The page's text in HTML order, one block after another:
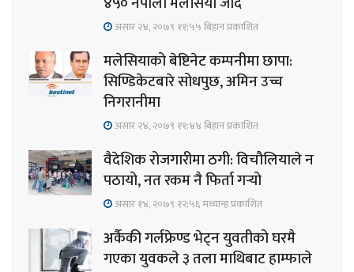
असार २४, २०७९ ११;५५ बिहान प्रकाशित
मलेसियाको बेष्टिनेट कम्पनीमा छापा:
सिण्डिकेटबारे सोधपुछ, अमिन उच्च
निगरानीमा
असार २४, २०७९ ११;४४ बिहान प्रकाशित
वैदेशिक रोजगारीमा ठगी: विचौलियाले न
पठायो, नत रकम नै फिर्ता गर्‍यो
असार १४, २०७९ १२;५६ मध्यान्ह प्रकाशित
अर्कैकी गर्लफ्रेण्ड भेट्न युवतीको घरमै
गएका युवकले ३ तला माथिबाट हाम्फाले